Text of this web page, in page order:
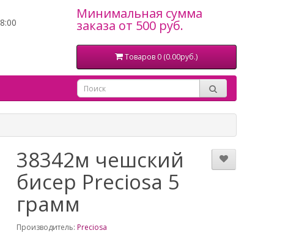
Минимальная сумма
заказа от 500 руб.
Товаров 0 (0.00руб.)
38342м чешский
бисер Preciosa 5
грамм
Производитель: Preciosa